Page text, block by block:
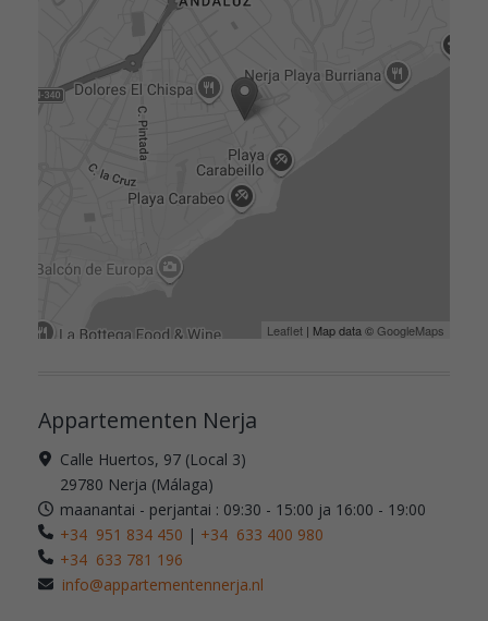
Leaflet | Map data ©GoogleMaps
Appartementen Nerja
Calle Huertos, 97 (Local 3)
29780 Nerja (Málaga)
maanantai - perjantai : 09:30 - 15:00 ja 16:00 - 19:00
+34 951 834 450 | +34 633 400 980
+34 633 781 196
info@appartementennerja.nl